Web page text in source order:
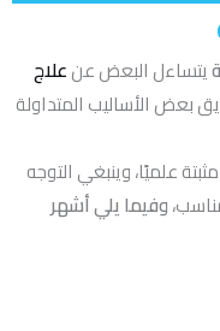
يتساءل البعض عنعلاج
بعض الأساليب المتداولة
علميًا، وينبغي التوجه
وفيما يلي أشهر